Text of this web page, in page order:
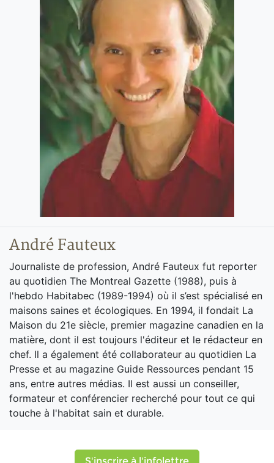
André Fauteux
Journaliste de profession, André Fauteux fut reporter
au quotidien The Montreal Gazette (1988), puis à
l'hebdo Habitabec (1989-1994) où il s’est spécialisé en
maisons saines et écologiques. En 1994, il fondait La
Maison du 21e siècle, premier magazine canadien en la
matière, dont il est toujours l'éditeur et le rédacteur en
chef. Il a également été collaborateur au quotidien La
Presse et au magazine Guide Ressources pendant 15
ans, entre autres médias. Il est aussi un conseiller,
formateur et conférencier recherché pour tout ce qui
touche à l'habitat sain et durable.